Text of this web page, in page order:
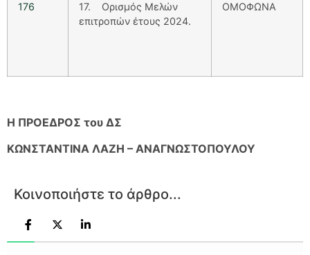
176
17. Ορισμός Μελών
επιτροπών έτους 2024.
ΟΜΟΦΩΝΑ
Η ΠΡΟΕΔΡΟΣ του ΔΣ
ΚΩΝΣΤΑΝΤΙΝΑ ΛΑΖΗ – ΑΝΑΓΝΩΣΤΟΠΟΥΛΟΥ
Κοινοποιήστε το άρθρο...